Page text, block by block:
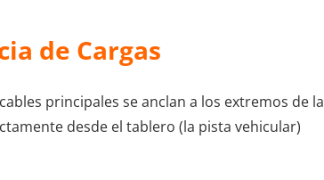
de Cargas
principales se anclan a los extremos de la
desde el tablero (la pista vehicular)